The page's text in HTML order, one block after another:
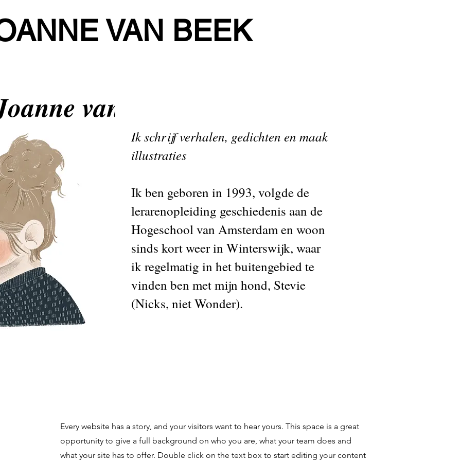
VAN BEEK
van Beek
Ik schrijf verhalen, gedichten en maak
illustraties
Ik ben geboren in 1993, volgde de
lerarenopleiding geschiedenis aan de
Hogeschool van Amsterdam en woon
sinds kort weer in Winterswijk, waar
ik regelmatig in het buitengebied te
vinden ben met mijn hond, Stevie
(Nicks, niet Wonder).
Every website has a story, and your visitors want to hear yours. This space is a great
opportunity to give a full background on who you are, what your team does and
what your site has to offer. Double click on the text box to start editing your content